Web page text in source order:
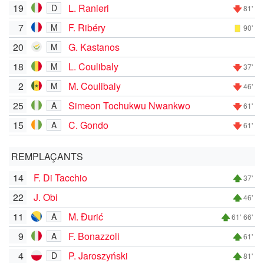
19
D L. Ranieri 81'
7 M F. Ribéry 90'
20 M
G. Kastanos
18
M L. Coulibaly 37'
2 M M. Coulibaly 46'
25 A Simeon Tochukwu Nwankwo 61'
15 A C. Gondo 61'
REMPLAÇANTS
14
F. Di Tacchio 37'
22 J. Obi 46'
11 A M. Đurić 61' 66'
9 A F. Bonazzoli 61'
4 D P. Jaroszyński 81'